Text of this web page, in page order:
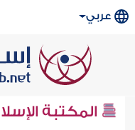
عربي
المكتبة